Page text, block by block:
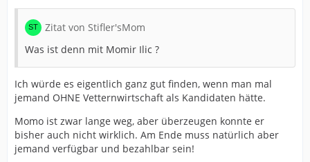
Zitat von Stifler'sMom
Was ist denn mit Momir Ilic ?
Ich würde es eigentlich ganz gut finden, wenn man mal
jemand OHNE Vetternwirtschaft als Kandidaten hätte.
Momo ist zwar lange weg, aber überzeugen konnte er
bisher auch nicht wirklich. Am Ende muss natürlich aber
jemand verfügbar und bezahlbar sein!